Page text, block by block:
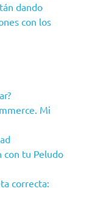
dando
con los
Mi
con tu Peludo
correcta: